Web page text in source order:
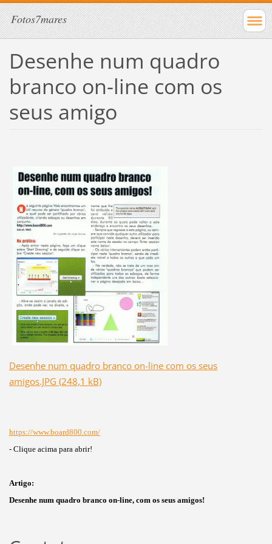
Fotos7mares
Desenhe num quadro
branco on-line com os
seus amigo
Desenhe num quadro branco on-line com os seus
amigos.JPG (248,1 kB)
https://www.board800.com/
- Clique acima para abrir!
Artigo:
Desenhe num quadro branco on-line, com os seus amigos!